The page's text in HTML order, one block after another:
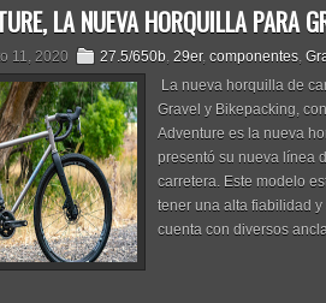
LA NUEVA HORQUILLA PARA
11, 2020 27.5/650b, 29er, componentes,
La nueva horquilla de
Gravel y Bikepacking,
Adventure es la nueva
presentó su nueva línea
carretera. Este modelo
tener una alta fiabilidad
cuenta con diversos